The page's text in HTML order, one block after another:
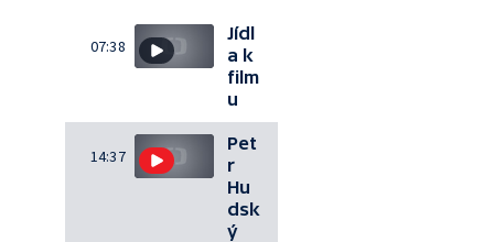
07:38
Jídl
a k
film
u
14:37
Pet
r
Hu
dsk
ý